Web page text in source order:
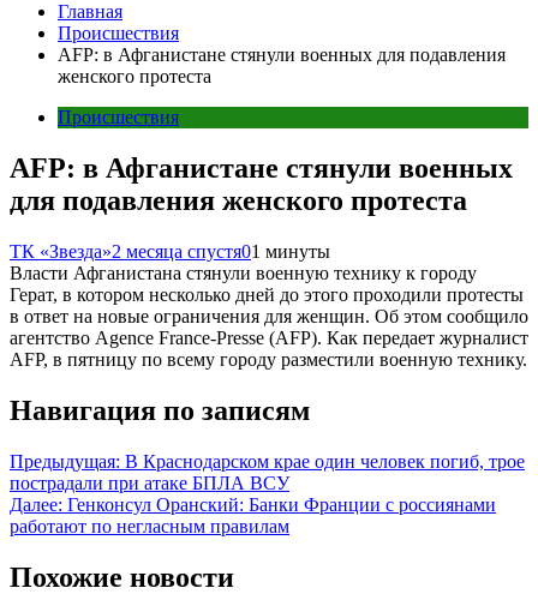
Главная
Происшествия
AFP: в Афганистане стянули военных для подавления
женского протеста
Происшествия
AFP: в Афганистане стянули военных
для подавления женского протеста
ТК «Звезда»2 месяца спустя01 минуты
Власти Афганистана стянули военную технику к городу
Герат, в котором несколько дней до этого проходили протесты
в ответ на новые ограничения для женщин. Об этом сообщило
агентство Agence France-Presse (AFP). Как передает журналист
AFP, в пятницу по всему городу разместили военную технику.
Навигация по записям
Предыдущая: В Краснодарском крае один человек погиб, трое
пострадали при атаке БПЛА ВСУ
Далее: Генконсул Оранский: Банки Франции с россиянами
работают по негласным правилам
Похожие новости